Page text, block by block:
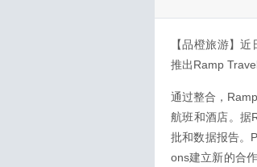
【品橙旅游】
推出Ramp
通过整合，
航班和酒店。据
批和数据报告。
ons建立新的合